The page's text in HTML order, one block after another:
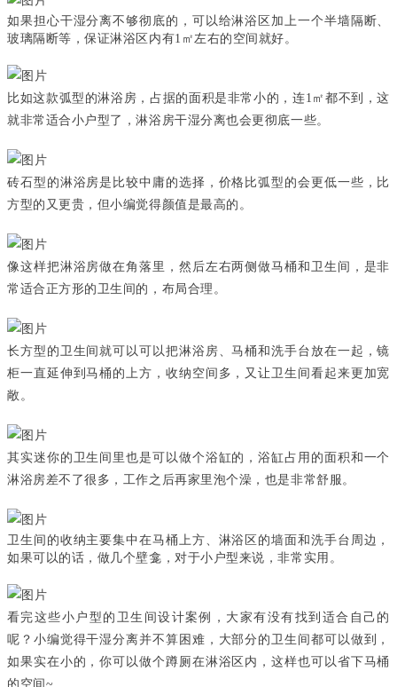
如果担心干湿分离不够彻底的，可以给淋浴区加上一个半墙隔断、
玻璃隔断等，保证淋浴区内有1㎡左右的空间就好。
比如这款弧型的淋浴房，占据的面积是非常小的，连1㎡都不到，这
就非常适合小户型了，淋浴房干湿分离也会更彻底一些。
砖石型的淋浴房是比较中庸的选择，价格比弧型的会更低一些，比
方型的又更贵，但小编觉得颜值是最高的。
像这样把淋浴房做在角落里，然后左右两侧做马桶和卫生间，是非
常适合正方形的卫生间的，布局合理。
长方型的卫生间就可以可以把淋浴房、马桶和洗手台放在一起，镜
柜一直延伸到马桶的上方，收纳空间多，又让卫生间看起来更加宽
敞。
其实迷你的卫生间里也是可以做个浴缸的，浴缸占用的面积和一个
淋浴房差不了很多，工作之后再家里泡个澡，也是非常舒服。
卫生间的收纳主要集中在马桶上方、淋浴区的墙面和洗手台周边，
如果可以的话，做几个壁龛，对于小户型来说，非常实用。
看完这些小户型的卫生间设计案例，大家有没有找到适合自己的
呢？小编觉得干湿分离并不算困难，大部分的卫生间都可以做到，
如果实在小的，你可以做个蹲厕在淋浴区内，这样也可以省下马桶
的空间~